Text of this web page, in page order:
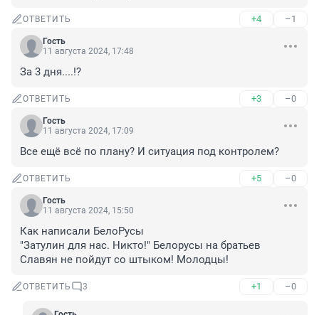
ОТВЕТИТЬ +4 –1
Гость
11 августа 2024, 17:48
За 3 дня....!?
ОТВЕТИТЬ +3 –0
Гость
11 августа 2024, 17:09
Все ещё всё по плану? И ситуация под контролем?
ОТВЕТИТЬ +5 –0
Гость
11 августа 2024, 15:50
Как написали БелоРусы
"Затулин для нас. Никто!" Белорусы на братьев
Славян не пойдут со штыком! Молодцы!
ОТВЕТИТЬ 3 +1 –0